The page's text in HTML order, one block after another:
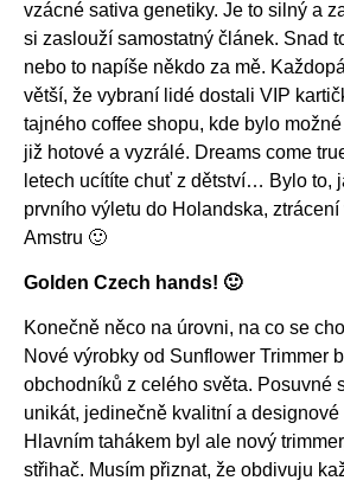
vzácné sativa genetiky. Je to silný a
si zaslouží samostatný článek. Snad
nebo to napíše někdo za mě.
větší, že vybraní lidé dostali VIP
tajného coffee shopu, kde bylo
již hotové a vyzrálé. Dreams come
letech ucítíte chuť z dětství… Bylo to,
prvního výletu do Holandska,
Amstru 🙂
Golden Czech hands! 🙂
Konečně něco na úrovni, na co se
Nové výrobky od Sunflower Trimmer
obchodníků z celého světa. Posuvné
unikát, jedinečně kvalitní a
Hlavním tahákem byl ale nový
střihač. Musím přiznat, že obdivuju